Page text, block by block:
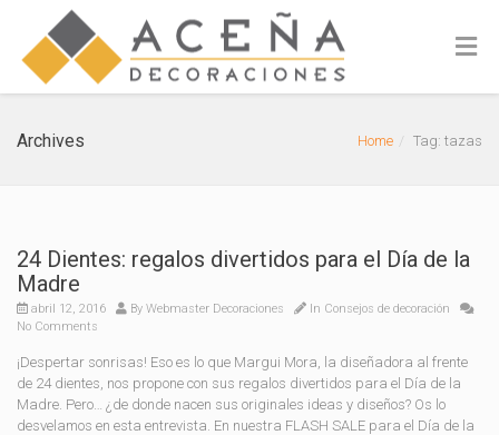
Archives Home Tag: tazas
24 Dientes: regalos divertidos para el Día de la
Madre
abril 12, 2016 By Webmaster Decoraciones In Consejos de decoración
No Comments
¡Despertar sonrisas! Eso es lo que Margui Mora, la diseñadora al frente
de 24 dientes, nos propone con sus regalos divertidos para el Día de la
Madre. Pero… ¿de donde nacen sus originales ideas y diseños? Os lo
desvelamos en esta entrevista. En nuestra FLASH SALE para el Día de la